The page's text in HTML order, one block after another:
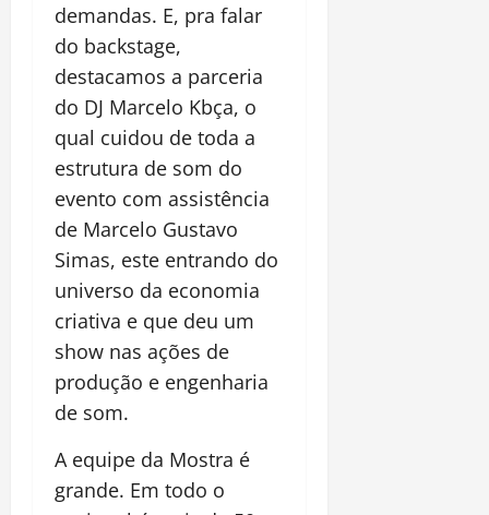
demandas. E, pra falar
do backstage,
destacamos a parceria
do DJ Marcelo Kbça, o
qual cuidou de toda a
estrutura de som do
evento com assistência
de Marcelo Gustavo
Simas, este entrando do
universo da economia
criativa e que deu um
show nas ações de
produção e engenharia
de som.
A equipe da Mostra é
grande. Em todo o